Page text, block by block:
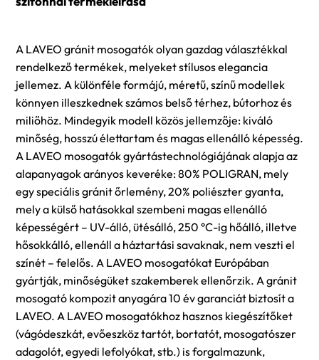
A LAVEO gránit mosogatók olyan gazdag választékkal
rendelkező termékek, melyeket stílusos elegancia
jellemez. A különféle formájú, méretű, színű modellek
könnyen illeszkednek számos belső térhez, bútorhoz és
miliőhöz. Mindegyik modell közös jellemzője: kiváló
minőség, hosszú élettartam és magas ellenálló képesség.
A LAVEO mosogatók gyártástechnológiájának alapja az
alapanyagok arányos keveréke: 80% POLIGRAN, mely
egy speciális gránit őrlemény, 20% poliészter gyanta,
mely a külső hatásokkal szembeni magas ellenálló
képességért – UV-álló, ütésálló, 250 °C-ig hőálló, illetve
hősokkálló, ellenáll a háztartási savaknak, nem veszti el
színét – felelős. A LAVEO mosogatókat Európában
gyártják, minőségüket szakemberek ellenőrzik. A gránit
mosogató kompozit anyagára 10 év garanciát biztosít a
LAVEO. A LAVEO mosogatókhoz hasznos kiegészítőket
(vágódeszkát, evőeszköz tartót, bortatót, mosogatószer
adagolót, egyedi lefolyókat, stb.) is forgalmazunk,